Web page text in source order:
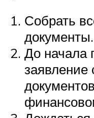
Собрать
документы.
До начала
заявление